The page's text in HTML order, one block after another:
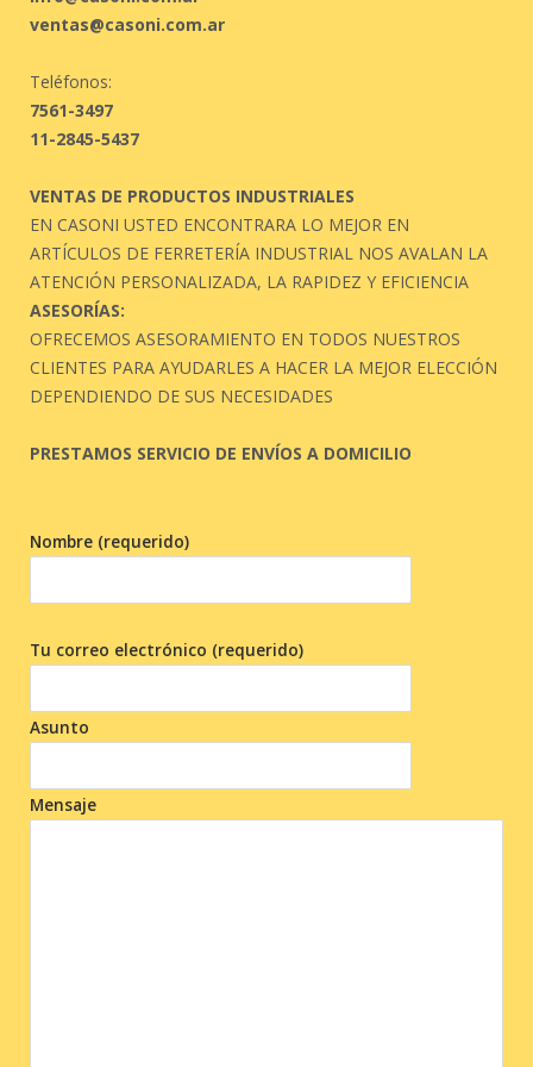
ventas@casoni.com.ar
Teléfonos:
7561-3497
11-2845-5437
VENTAS DE PRODUCTOS INDUSTRIALES
EN CASONI USTED ENCONTRARA LO MEJOR EN
ARTÍCULOS DE FERRETERÍA INDUSTRIAL NOS AVALAN LA
ATENCIÓN PERSONALIZADA, LA RAPIDEZ Y EFICIENCIA
ASESORÍAS:
OFRECEMOS ASESORAMIENTO EN TODOS NUESTROS
CLIENTES PARA AYUDARLES A HACER LA MEJOR ELECCIÓN
DEPENDIENDO DE SUS NECESIDADES
PRESTAMOS SERVICIO DE ENVÍOS A DOMICILIO
Nombre (requerido)
Tu correo electrónico (requerido)
Asunto
Mensaje